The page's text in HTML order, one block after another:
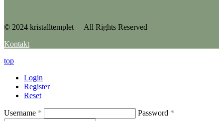
© 2024 kristalltemplet – All Rights Reserved
Kontakt
top
Login
Register
Reset
Username * Password *